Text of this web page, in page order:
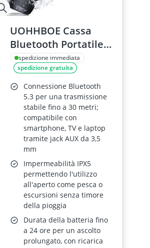
UOHHBOE Cassa
Bluetooth Portatile
5.3spedizione immediata
spedizione gratuita
Connessione Bluetooth
5.3 per una trasmissione
stabile fino a 30 metri;
compatibile con
smartphone, TV e laptop
tramite jack AUX da 3,5
mm
Impermeabilità IPX5
permettendo l'utilizzo
all'aperto come pesca o
escursioni senza timore
della pioggia
Durata della batteria fino
a 24 ore per un ascolto
prolungato, con ricarica